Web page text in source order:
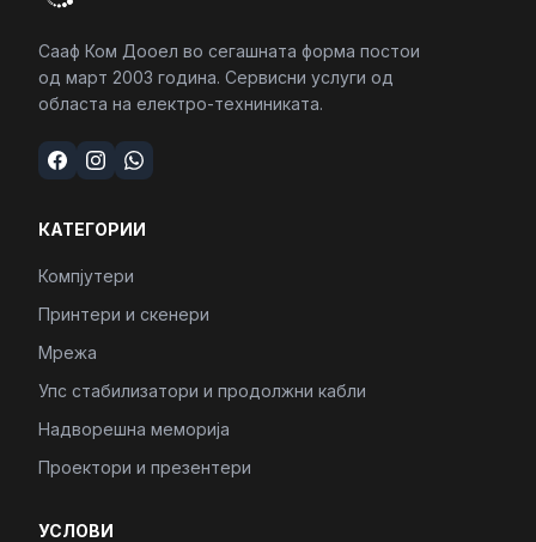
Сааф Ком Дооел во сегашната форма постои
од март 2003 година. Сервисни услуги од
областа на електро-техниниката.
КАТЕГОРИИ
Компјутери
Принтери и скенери
Мрежа
Упс стабилизатори и продолжни кабли
Надворешна меморија
Проектори и презентери
УСЛОВИ